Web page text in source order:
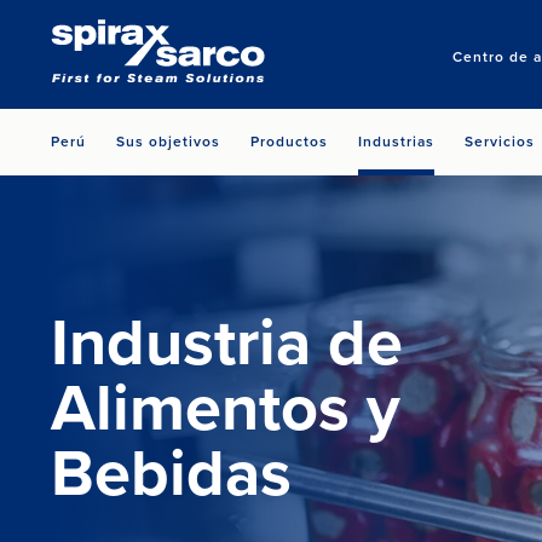
Centro de
Perú Sus objetivos Productos Industrias Servicios
Industria de
Alimentos y
Bebidas